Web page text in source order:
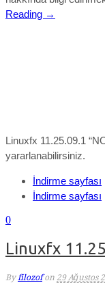
Reading →
Linuxfx 11.25.09.1
yararlanabilirsiniz.
İndirme sayfası
İndirme sayfası
0
Linuxfx
By filozof on 29 Ağustos